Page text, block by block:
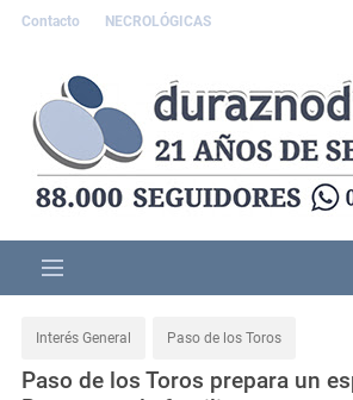
Contacto NECROLÓGICAS
Interés General Paso de los Toros
Paso de los Toros prepara un